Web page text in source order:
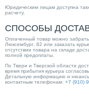
Юридическим лицам доступна
расчету.
СПОСОБЫ
Оплаченный товар можно
Люксембург, 82 или заказать
отсутствии товара на складе
полной предоплаты.
По Твери и Тверской области
время прибытия курьера
Детальную информацию и нюансы
контактным телефонам: +7 (910)